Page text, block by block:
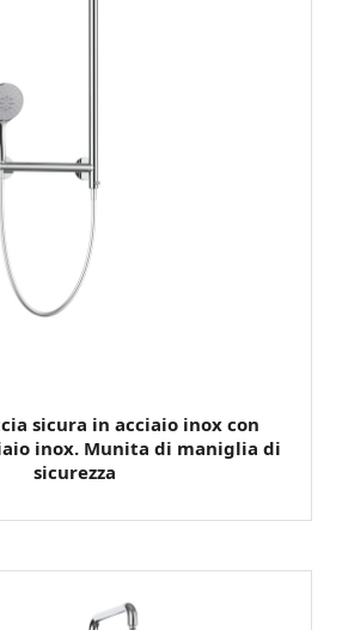
sicura in acciaio inox con
inox. Munita di maniglia di
sicurezza